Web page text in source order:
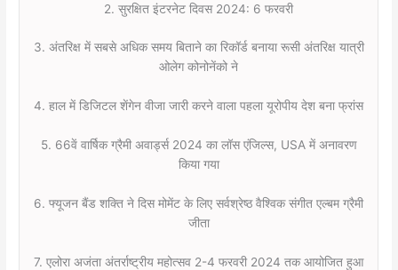
2. सुरक्षित इंटरनेट दिवस 2024: 6 फरवरी
3. अंतरिक्ष में सबसे अधिक समय बिताने का रिकॉर्ड बनाया रूसी अंतरिक्ष यात्री
ओलेग कोनोनेंको ने
4. हाल में डिजिटल शेंगेन वीजा जारी करने वाला पहला यूरोपीय देश बना फ्रांस
5. 66वें वार्षिक ग्रैमी अवार्ड्स 2024 का लॉस एंजिल्स, USA में अनावरण
किया गया
6. फ्यूजन बैंड शक्ति ने दिस मोमेंट के लिए सर्वश्रेष्ठ वैश्विक संगीत एल्बम ग्रैमी
जीता
7. एलोरा अजंता अंतर्राष्ट्रीय महोत्सव 2-4 फरवरी 2024 तक आयोजित हुआ